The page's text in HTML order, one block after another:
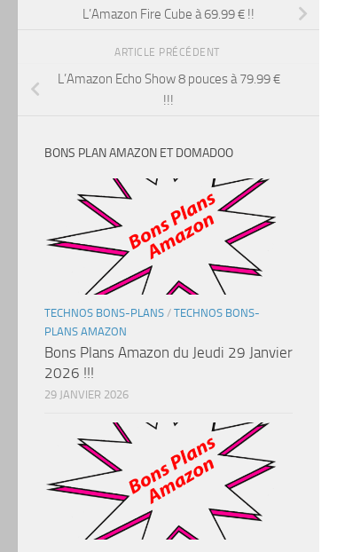
L’Amazon Fire Cube à 69.99 € !!
ARTICLE PRÉCÉDENT
L’Amazon Echo Show 8 pouces à 79.99 €
!!!
BONS PLAN AMAZON ET DOMADOO
TECHNOS BONS-PLANS / TECHNOS BONS-
PLANS AMAZON
Bons Plans Amazon du Jeudi 29 Janvier
2026 !!!
29 JANVIER 2026